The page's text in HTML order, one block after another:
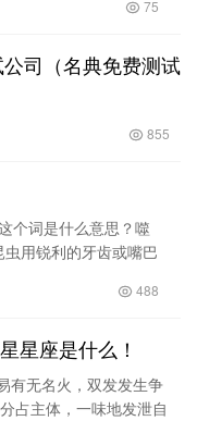
75
司（名典免费测试
855
个词是什么意思？噬
虫用锐利的牙齿或嘴巴
488
星座是什么！
有无名火，双发发生争
占主体，一味地发泄自